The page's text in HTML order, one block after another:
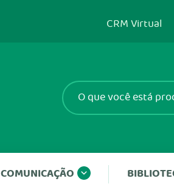
CRM Virtual
COMUNICAÇÃO